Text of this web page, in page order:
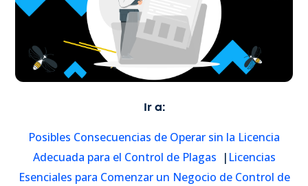
Ir a:
Posibles Consecuencias de Operar sin la Licencia
Adecuada para el Control de Plagas | Licencias
Esenciales para Comenzar un Negocio de Control de